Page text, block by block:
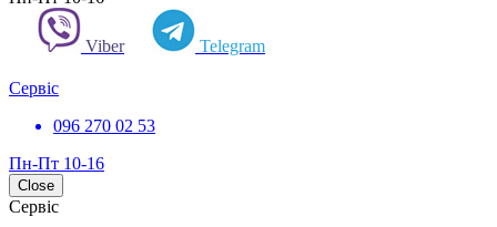
Viber Telegram
Сервіс
096 270 02 53
Пн-Пт 10-16
Close
Сервіс